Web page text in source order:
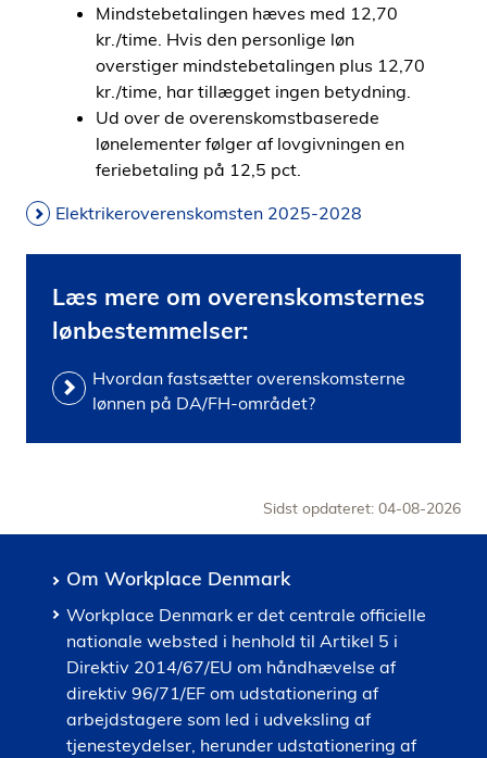
Mindstebetalingen hæves med 12,70
kr./time. Hvis den personlige løn
overstiger mindstebetalingen plus 12,70
kr./time, har tillægget ingen betydning.
Ud over de overenskomstbaserede
lønelementer følger af lovgivningen en
feriebetaling på 12,5 pct.
Elektrikeroverenskomsten 2025-2028
Læs mere om overenskomsternes
lønbestemmelser:
Hvordan fastsætter overenskomsterne
lønnen på DA/FH-området?
Sidst opdateret: 04-08-2026
Om Workplace Denmark
Workplace Denmark er det centrale officielle
nationale websted i henhold til Artikel 5 i
Direktiv 2014/67/EU om håndhævelse af
direktiv 96/71/EF om udstationering af
arbejdstagere som led i udveksling af
tjenesteydelser, herunder udstationering af